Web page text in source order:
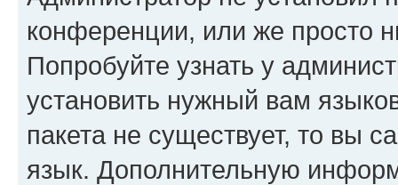
конференции, или же просто
Попробуйте узнать у
установить нужный вам
пакета не существует, то вы
язык. Дополнительную